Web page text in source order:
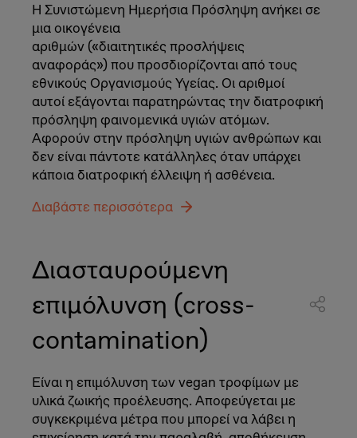
Η Συνιστώμενη Ημερήσια Πρόσληψη ανήκει σε
μια οικογένεια
αριθμών («διαιτητικές προσλήψεις
αναφοράς») που προσδιορίζονται από τους
εθνικούς Οργανισμούς Υγείας. Οι αριθμοί
αυτοί εξάγονται παρατηρώντας την διατροφική
πρόσληψη φαινομενικά υγιών ατόμων.
Αφορούν στην πρόσληψη υγιών ανθρώπων και
δεν είναι πάντοτε κατάλληλες όταν υπάρχει
κάποια διατροφική έλλειψη ή ασθένεια.
Διαβάστε περισσότερα
Διασταυρούμενη
επιμόλυνση (cross-
contamination)
Είναι η επιμόλυνση των vegan τροφίμων με
υλικά ζωικής προέλευσης. Αποφεύγεται με
συγκεκριμένα μέτρα που μπορεί να λάβει η